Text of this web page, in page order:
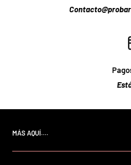
MÁS AQUÍ....
Página de inicio